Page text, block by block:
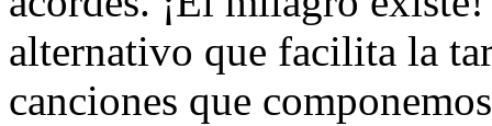
alternativo que facilita la
canciones que